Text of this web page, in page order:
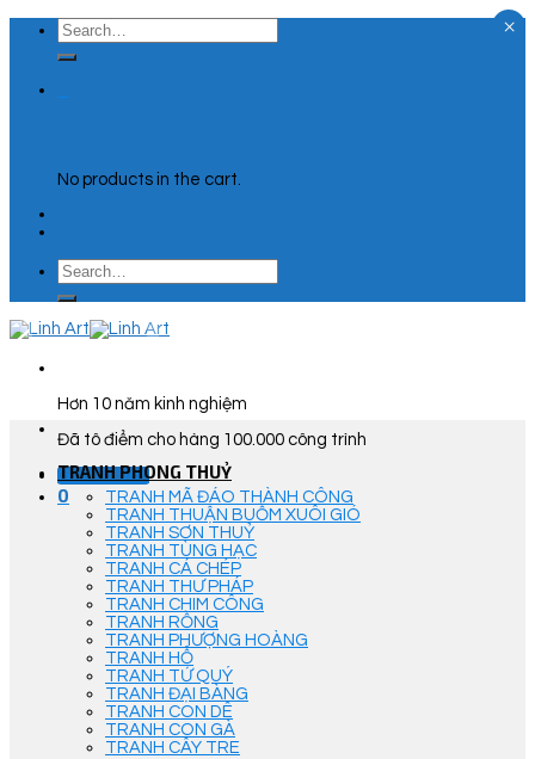
Skip
content
Search
for:
No products in the cart.
Search
for:
Hơn 10 năm kinh nghiệm
Đã tô điểm cho hàng 100.000 công trình
Góc Tư Vấn
0
TRANH PHONG THUỶ
TRANH MÃ ĐÁO THÀNH CÔNG
TRANH THUẬN BUỒM XUÔI GIÓ
TRANH SƠN THUỶ
TRANH TÙNG HẠC
TRANH CÁ CHÉP
TRANH THƯ PHÁP
TRANH CHIM CÔNG
TRANH RỒNG
TRANH PHƯỢNG HOÀNG
TRANH HỔ
TRANH TỨ QUÝ
TRANH ĐẠI BÀNG
TRANH CON DÊ
TRANH CON GÀ
TRANH CÂY TRE
×